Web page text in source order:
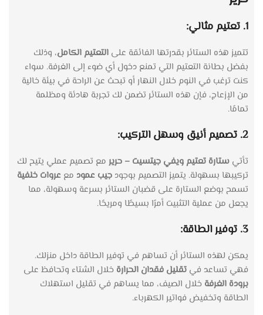
1. تعتيم مثالي:
تتميز هذه الستائر بقدرتها الفائقة على التعتيم الكامل، وذلك
بفضل بطانة التعتيم التي تمنع دخول أي ضوء إلى الغرفة. سواء
كنت ترغب في النوم خلال النهار أو تبحث عن الراحة في بيئة خالية
من الإزعاج، فإن هذه الستائر تضمن لك تجربة هادئة ومظلمة
تمامًا.
2. تصميم أنيق وسهل التركيب:
تأتي ستارة تعتيم ويفي جيتسيت – حرير مع تصميم عملي يتيح لك
تركيبها بسهولة. يتميز التصميم بوجود جيب عمود مع عروات خلفية
تسمح بوضع الستارة على قضبان الستائر بسرعة وسهولة، مما
يجعل من عملية التثبيت أمرًا بسيطًا ومريحًا.
3. توفير الطاقة:
يمكن لهذه الستائر أن تساهم في توفير الطاقة داخل منزلك.
فهي تساعد في تقليل فقدان الحرارة خلال الشتاء وتحافظ على
برودة الغرفة خلال الصيف، مما يساهم في تقليل استهلاك
الطاقة وتخفيض فواتير الكهرباء.